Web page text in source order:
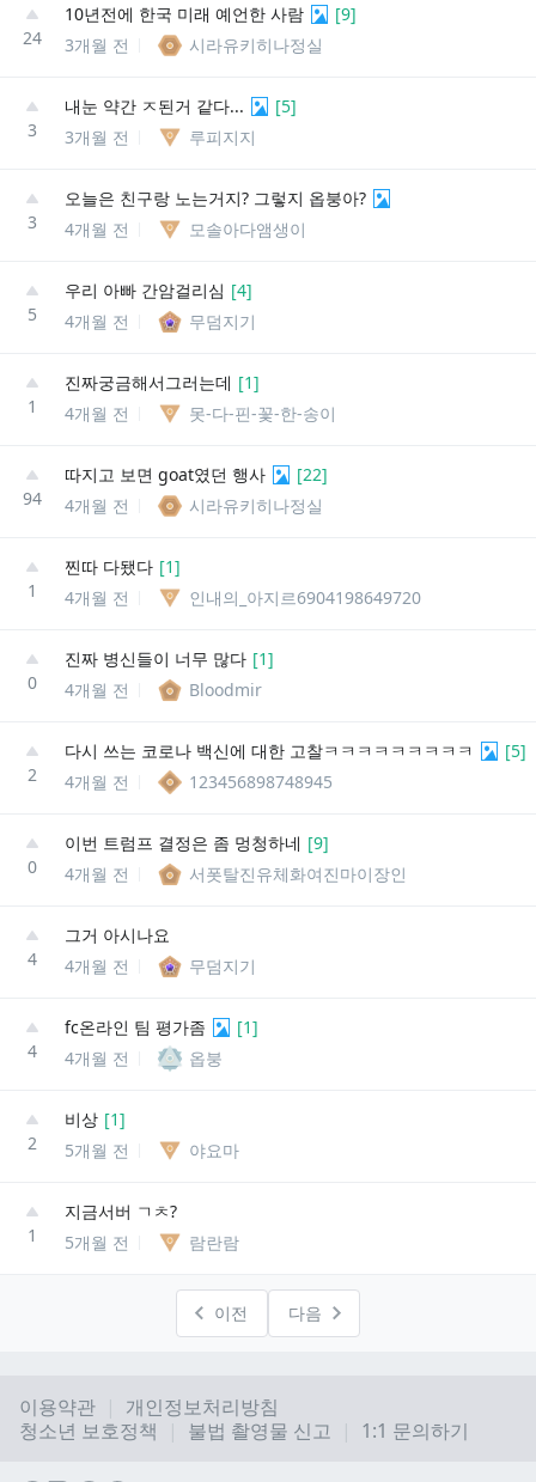
24
10년전에 한국 미래 예언한 사람 [9]
3개월 전
시라유키히나정실
3
내눈 약간 ㅈ된거 같다... [5]
3개월 전
루피지지
3
오늘은 친구랑 노는거지? 그렇지 옵붕아?
4개월 전
모솔아다앰생이
5
우리 아빠 간암걸리심 [4]
4개월 전
무덤지기
1
진짜궁금해서그러는데 [1]
4개월 전
못-다-핀-꽃-한-송이
94
따지고 보면 goat였던 행사 [22]
4개월 전
시라유키히나정실
1
찐따 다됐다 [1]
4개월 전
인내의_아지르6904198649720
0
진짜 병신들이 너무 많다 [1]
4개월 전
Bloodmir
2
다시 쓰는 코로나 백신에 대한 고찰ㅋㅋㅋㅋㅋㅋㅋㅋㅋ [5]
4개월 전
123456898748945
0
이번 트럼프 결정은 좀 멍청하네 [9]
4개월 전
서폿탈진유체화여진마이장인
4
그거 아시나요
4개월 전
무덤지기
4
fc온라인 팀 평가좀 [1]
4개월 전
옵붕
2
비상 [1]
5개월 전
야요마
1
지금서버 ㄱㅊ?
5개월 전
람란람
이전 다음
이용약관
개인정보처리방침
청소년 보호정책
불법 촬영물 신고 1:1 문의하기